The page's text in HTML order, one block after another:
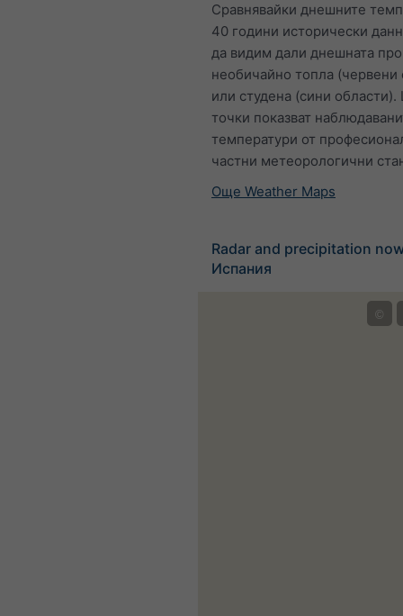
Сравнявайки днешните
40 години исторически
да видим дали днешната
необичайно топла (червени
или студена (сини области).
точки показват
температури от
частни метеорологични
Още Weather Maps
Radar and precipitation
Испания
©